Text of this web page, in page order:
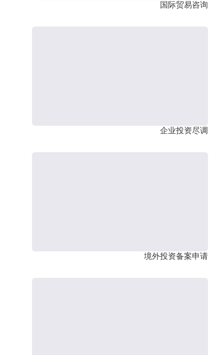
国际贸易咨询
企业投资尽调
境外投资备案申请